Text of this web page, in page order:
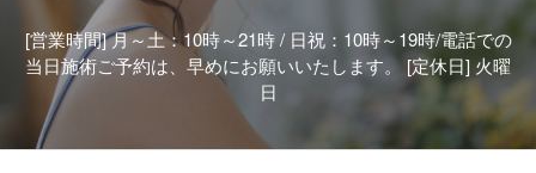
[営業時間] 月～土：10時～21時 / 日祝：10時～19時/電話での
当日施術ご予約は、早めにお願いいたします。 [定休日] 火曜
日